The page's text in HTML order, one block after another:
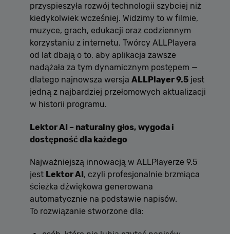
przyspieszyła rozwój technologii szybciej niż
kiedykolwiek wcześniej. Widzimy to w filmie,
muzyce, grach, edukacji oraz codziennym
korzystaniu z internetu. Twórcy ALLPlayera
od lat dbają o to, aby aplikacja zawsze
nadążała za tym dynamicznym postępem —
dlatego najnowsza wersja ALLPlayer 9.5 jest
jedną z najbardziej przełomowych aktualizacji
w historii programu.
Lektor AI – naturalny głos, wygoda i
dostępność dla każdego
Najważniejszą innowacją w ALLPlayerze 9.5
jest Lektor AI , czyli profesjonalnie brzmiąca
ścieżka dźwiękowa generowana
automatycznie na podstawie napisów.
To rozwiązanie stworzone dla: